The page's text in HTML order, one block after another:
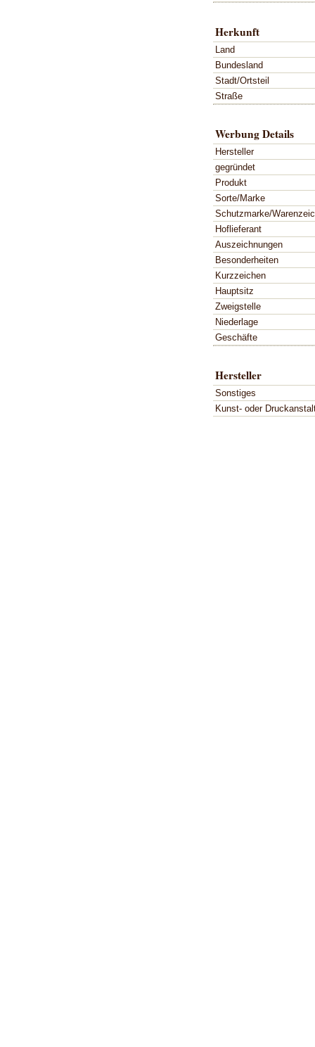
Herkunft
Land
Bundesland
Stadt/Ortsteil
Straße
Werbung Details
Hersteller
gegründet
Produkt
Sorte/Marke
Schutzmarke/
Hoflieferant
Auszeichnungen
Besonderheiten
Kurzzeichen
Hauptsitz
Zweigstelle
Niederlage
Geschäfte
Hersteller
Sonstiges
Kunst- oder